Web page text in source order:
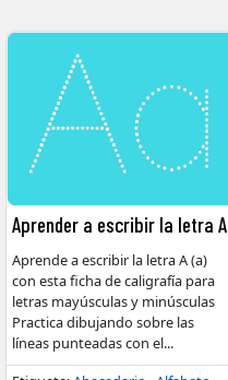
Aprender a escribir la letra A
Aprende a escribir la letra A (a)
con esta ficha de caligrafía para
letras mayúsculas y minúsculas
Practica dibujando sobre las
líneas punteadas con el...